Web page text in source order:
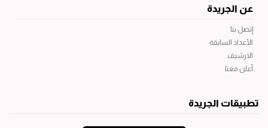
عن الجريدة
إتصل بنا
الأعداد السابقة
الارشيف
أعلن معنا
تطبيقات الجريدة